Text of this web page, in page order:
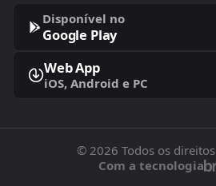
Disponível no
Google Play
Web App
iOS, Android e PC
© 2026 Todos os
Com a tecnologia